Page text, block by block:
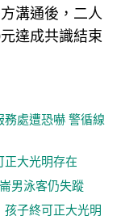
溝通後，二人
達成共識結束
處遭恐嚇 警循線
正大光明存在
男泳客仍失蹤
子終可正大光明